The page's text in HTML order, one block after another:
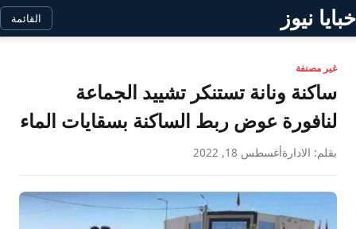
خبايا نيوز القائمة
غير مصنفة
ساكنة ونانة تستنكر تشييد الجماعة
لنافورة عوض ربط الساكنة بسقايات الماء
بقلم: الادارةأغسطس 18, 2022